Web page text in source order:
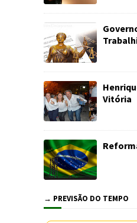
Vitória
→ PREVISÃO DO TEMPO